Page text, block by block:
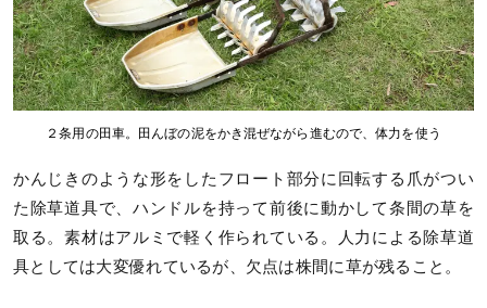
２条用の田車。田んぼの泥をかき混ぜながら進むので、体力を使う
かんじきのような形をしたフロート部分に回転する爪がつい
た除草道具で、ハンドルを持って前後に動かして条間の草を
取る。素材はアルミで軽く作られている。人力による除草道
具としては大変優れているが、欠点は株間に草が残ること。